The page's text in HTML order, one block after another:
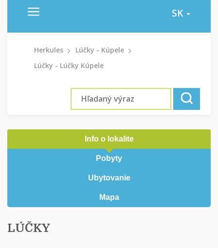
SK
Herkules
Lúčky - Kúpele
Lúčky - Lúčky Kúpele
Info o lokalite
Pobyty
Ubytovanie
Mapa
LÚČKY